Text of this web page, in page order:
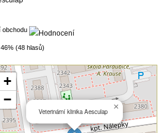
46% (48 hlasů)
Veterinární klinika Aesculap ×
+
−